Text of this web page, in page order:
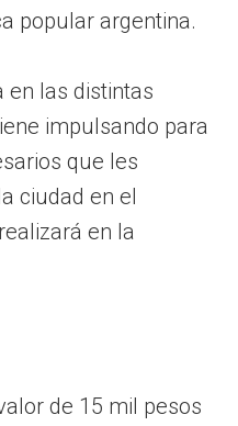
popular argentina.
en las distintas
impulsando para
que les
ciudad en el
en la
de 15 mil pesos